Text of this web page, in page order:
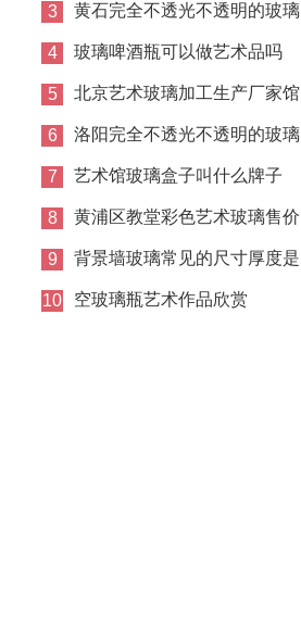
3 黄石完全不透光不透明的玻璃
4 玻璃啤酒瓶可以做艺术品吗
5 北京艺术玻璃加工生产厂家馆
景点门票
6 洛阳完全不透光不透明的玻璃
7 艺术馆玻璃盒子叫什么牌子
8 黄浦区教堂彩色艺术玻璃售价
9 背景墙玻璃常见的尺寸厚度是
多少？
10 空玻璃瓶艺术作品欣赏